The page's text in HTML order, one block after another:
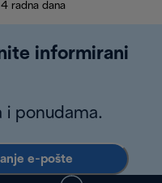
radna dana
informirani
i ponudama.
e-pošte